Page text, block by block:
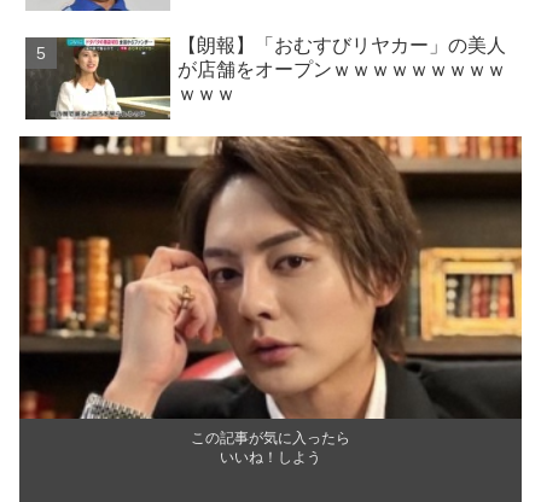
【朗報】「おむすびリヤカー」の美人
が店舗をオープンｗｗｗｗｗｗｗｗｗ
ｗｗｗ
この記事が気に入ったら
いいね！しよう